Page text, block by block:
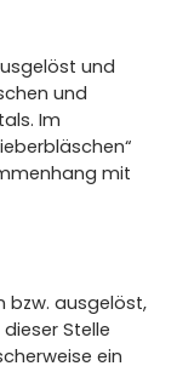
und
und
Im
mit
bzw. ausgelöst,
Stelle
ein